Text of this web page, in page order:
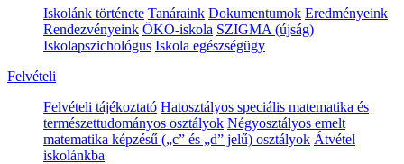
Iskolánk története Tanáraink Dokumentumok Eredményeink
Rendezvényeink ÖKO-iskola SZIGMA (újság)
Iskolapszichológus Iskola egészségügy
Felvételi
Felvételi tájékoztató Hatosztályos speciális matematika és
természettudományos osztályok Négyosztályos emelt
matematika képzésű („c” és „d” jelű) osztályok Átvétel
iskolánkba